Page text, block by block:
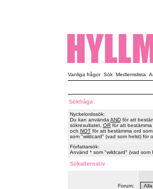
Vanliga frågor Sök Medlemslista
Sökfråga
Nyckelordssök:
Du kan använda ANDför att
sökresultatet, ORför att bestämma
och NOTför att bestämma ord
som "wildcard" (vad som helst) för
Författarsök:
Använd * som "wildcard" (vad som
Sökalternativ
Forum: